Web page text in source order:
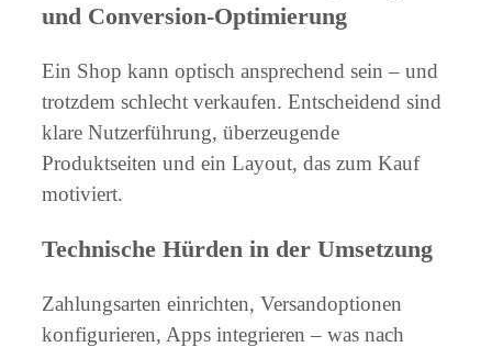
und Conversion-Optimierung
Ein Shop kann optisch ansprechend sein – und
trotzdem schlecht verkaufen. Entscheidend sind
klare Nutzerführung, überzeugende
Produktseiten und ein Layout, das zum Kauf
motiviert.
Technische Hürden in der Umsetzung
Zahlungsarten einrichten, Versandoptionen
konfigurieren, Apps integrieren – was nach